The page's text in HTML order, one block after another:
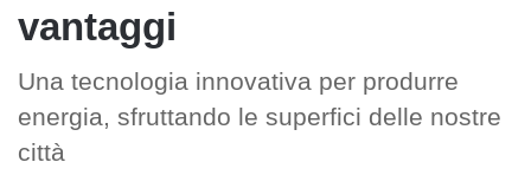
vantaggi
Una tecnologia innovativa per produrre
energia, sfruttando le superfici delle nostre
città